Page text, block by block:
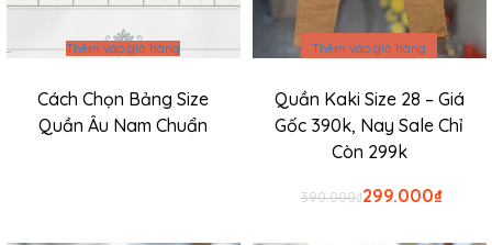
Thêm vào giỏ hàng
Cách Chọn Bảng Size
Quần Âu Nam Chuẩn
Thêm vào giỏ hàng
Quần Kaki Size 28 – Giá
Gốc 390k, Nay Sale Chỉ
Còn 299k
₫
390.000 Giá
₫
299.000 Giá